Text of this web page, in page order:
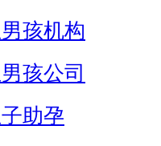
孩机构
孩公司
助孕